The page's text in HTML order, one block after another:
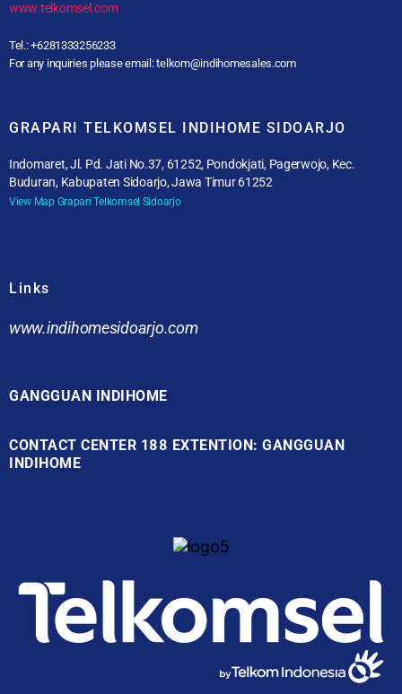
www.telkomsel.com
Tel.: +6281333256233
For any inquiries please email: telkom@indihomesales.com
GRAPARI TELKOMSEL INDIHOME SIDOARJO
Indomaret, Jl. Pd. Jati No.37, 61252, Pondokjati, Pagerwojo, Kec.
Buduran, Kabupaten Sidoarjo, Jawa Timur 61252
View Map Grapari Telkomsel Sidoarjo
Links
www.indihomesidoarjo.com
GANGGUAN INDIHOME
CONTACT CENTER 188 EXTENTION: GANGGUAN
INDIHOME